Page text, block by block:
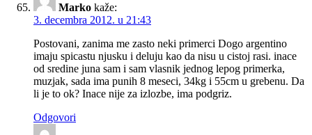
Marko kaže:
3. decembra 2012. u 21:43
Postovani, zanima me zasto neki primerci Dogo argentino
imaju spicastu njusku i deluju kao da nisu u cistoj rasi. inace
od sredine juna sam i sam vlasnik jednog lepog primerka,
muzjak, sada ima punih 8 meseci, 34kg i 55cm u grebenu. Da
li je to ok? Inace nije za izlozbe, ima podgriz.
Odgovori